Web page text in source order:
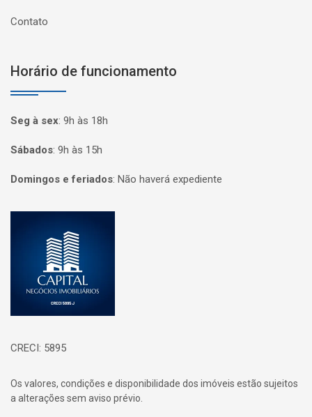
Contato
Horário de funcionamento
Seg à sex: 9h às 18h
Sábados: 9h às 15h
Domingos e feriados: Não haverá expediente
CRECI: 5895
Os valores, condições e disponibilidade dos imóveis estão sujeitos
a alterações sem aviso prévio.